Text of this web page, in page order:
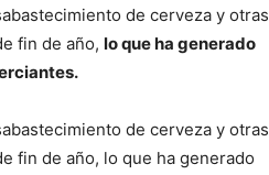
de cerveza y otras
fin de año, lo que ha generado
de cerveza y otras
fin de año, lo que ha generado